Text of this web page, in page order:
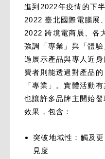
進到2022年疫情的下
2022 臺北國際電腦展
2022 跨境電商展、各
強調「專業」與「體
過展示產品與專人近
費者則能透過對產品
「專業」。實體活動
也讓許多品牌主開始
效果，包含：
突破地域性：觸及
見度